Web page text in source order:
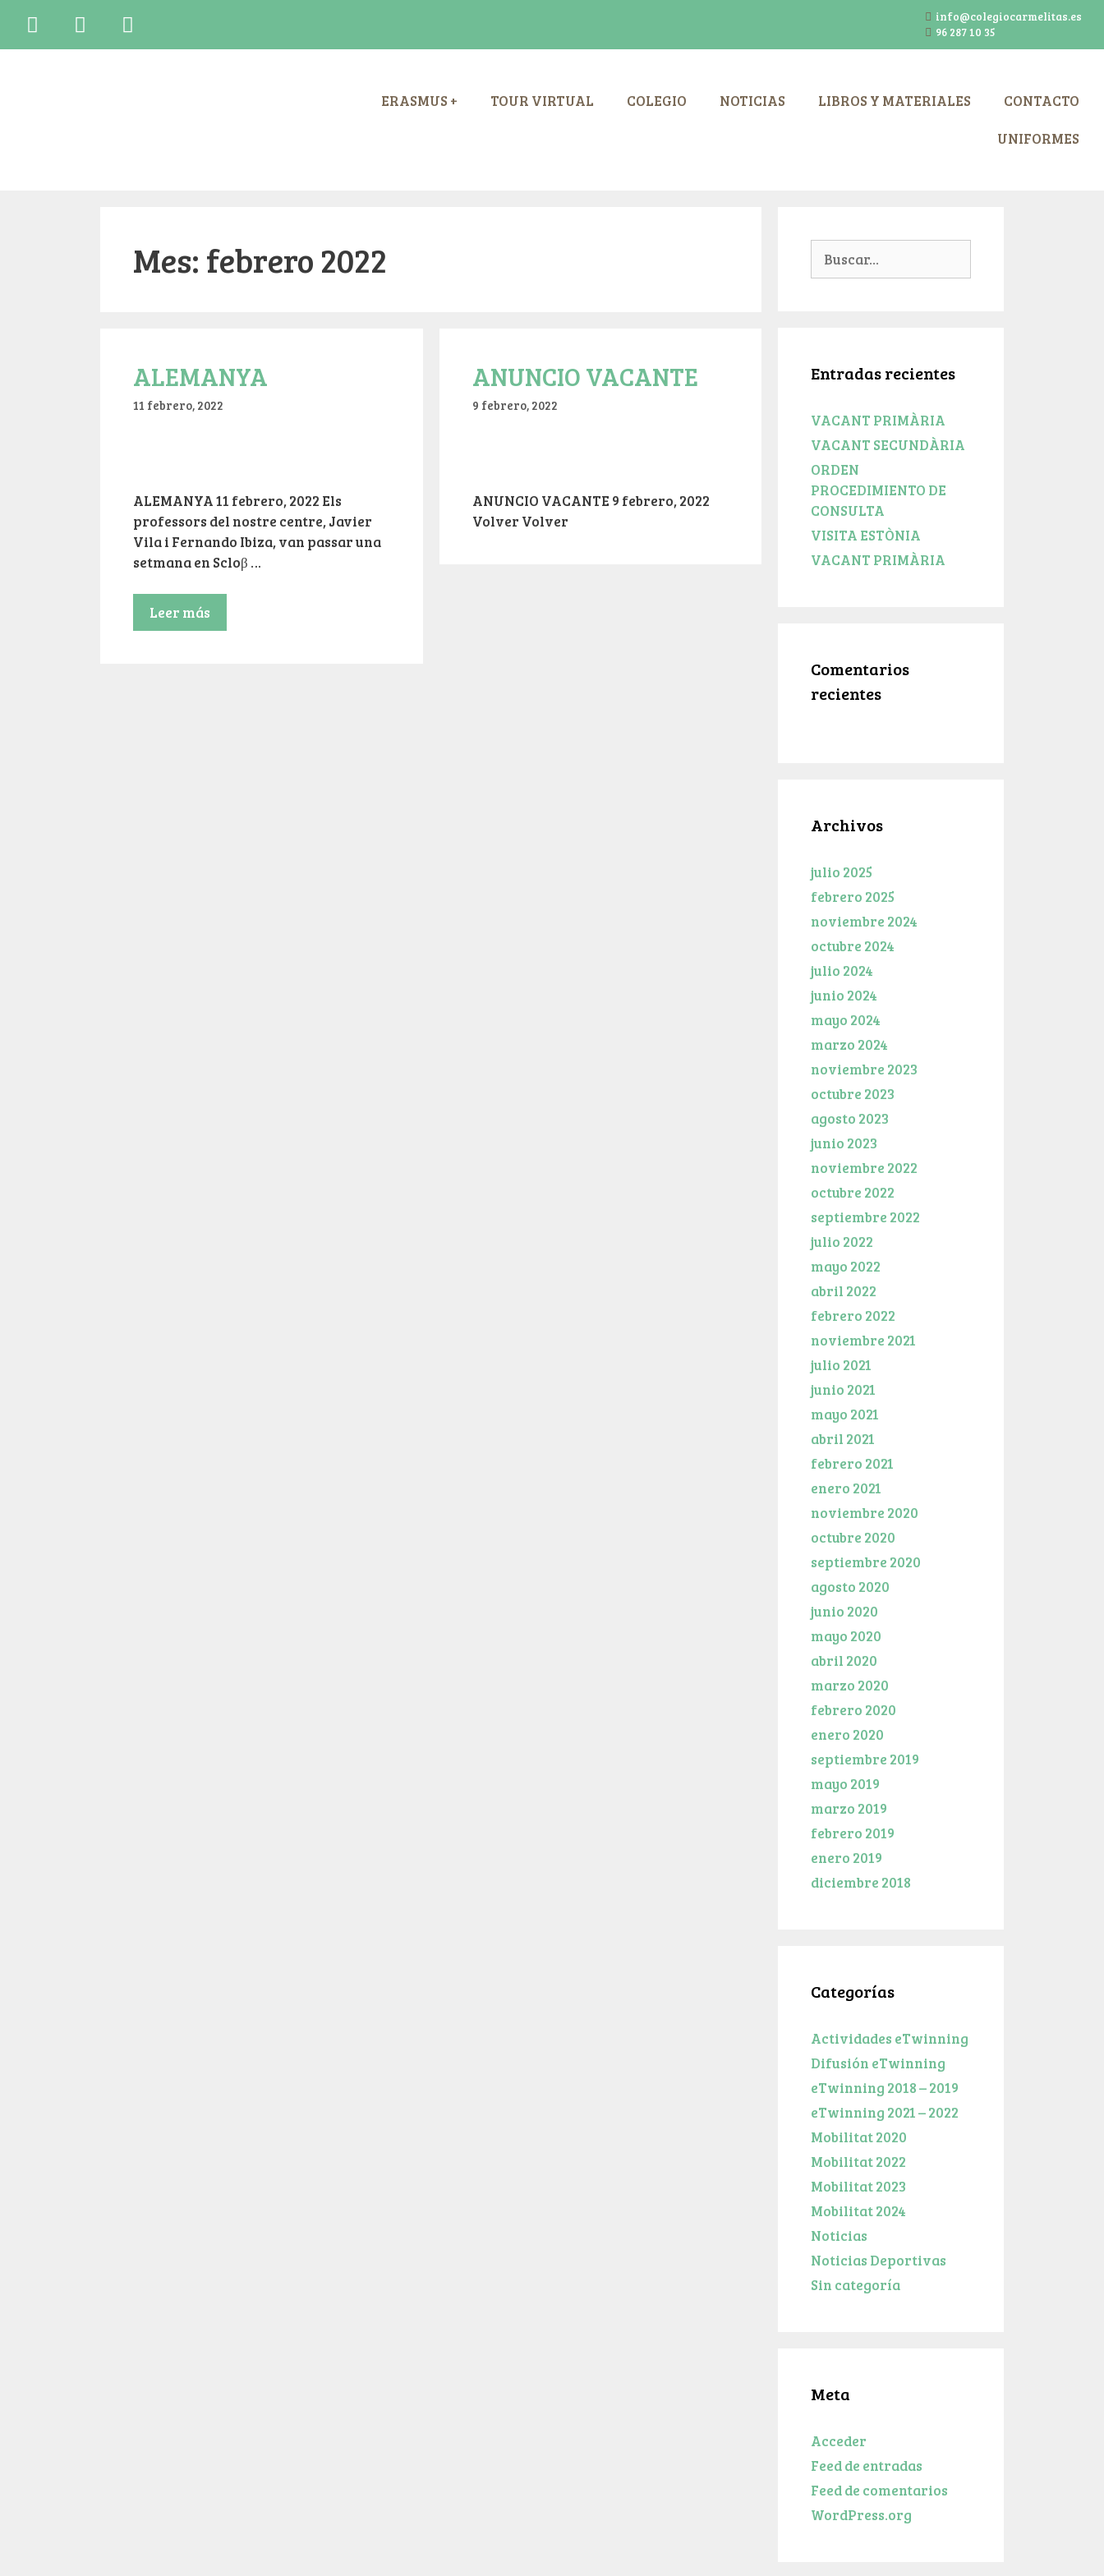
info@colegiocarmelitas.es
96 287 10 35
ERASMUS + TOUR VIRTUAL COLEGIO NOTICIAS LIBROS Y MATERIALES
CONTACTO
UNIFORMES
Mes: febrero 2022
ALEMANYA
11 febrero, 2022
ALEMANYA 11 febrero, 2022 Els
professors del nostre centre, Javier
Vila i Fernando Ibiza, van passar una
setmana en Scloβ …
Leer más
ANUNCIO VACANTE
9 febrero, 2022
ANUNCIO VACANTE 9 febrero, 2022
Volver Volver
Entradas recientes
VACANT PRIMÀRIA
VACANT SECUNDÀRIA
ORDEN
PROCEDIMIENTO DE
CONSULTA
VISITA ESTÒNIA
VACANT PRIMÀRIA
Comentarios
recientes
Archivos
julio 2025
febrero 2025
noviembre 2024
octubre 2024
julio 2024
junio 2024
mayo 2024
marzo 2024
noviembre 2023
octubre 2023
agosto 2023
junio 2023
noviembre 2022
octubre 2022
septiembre 2022
julio 2022
mayo 2022
abril 2022
febrero 2022
noviembre 2021
julio 2021
junio 2021
mayo 2021
abril 2021
febrero 2021
enero 2021
noviembre 2020
octubre 2020
septiembre 2020
agosto 2020
junio 2020
mayo 2020
abril 2020
marzo 2020
febrero 2020
enero 2020
septiembre 2019
mayo 2019
marzo 2019
febrero 2019
enero 2019
diciembre 2018
Categorías
Actividades eTwinning
Difusión eTwinning
eTwinning 2018 – 2019
eTwinning 2021 – 2022
Mobilitat 2020
Mobilitat 2022
Mobilitat 2023
Mobilitat 2024
Noticias
Noticias Deportivas
Sin categoría
Meta
Acceder
Feed de entradas
Feed de comentarios
WordPress.org